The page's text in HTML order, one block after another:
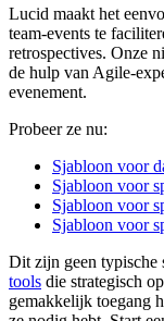
Lucid maakt het
team-events te
retrospectives. Onze
de hulp van Agile-
evenement.
Probeer ze nu:
Sjabloon voor
Sjabloon voor
Sjabloon voor
Sjabloon voor
Dit zijn geen typische
tools die strategisch
gemakkelijk toegang